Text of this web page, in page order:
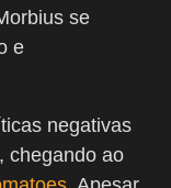
se
e
negativas
chegando ao